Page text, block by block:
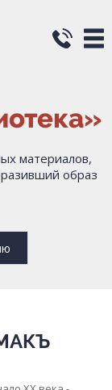
материалов,
образ